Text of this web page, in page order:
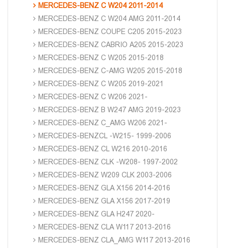
MERCEDES-BENZ C W204 2011-2014
MERCEDES-BENZ C W204 AMG 2011-2014
MERCEDES-BENZ COUPE C205 2015-2023
MERCEDES-BENZ CABRIO A205 2015-2023
MERCEDES-BENZ C W205 2015-2018
MERCEDES-BENZ C-AMG W205 2015-2018
MERCEDES-BENZ C W205 2019-2021
MERCEDES-BENZ C W206 2021-
MERCEDES-BENZ B W247 AMG 2019-2023
MERCEDES-BENZ C_AMG W206 2021-
MERCEDES-BENZCL -W215- 1999-2006
MERCEDES-BENZ CL W216 2010-2016
MERCEDES-BENZ CLK -W208- 1997-2002
MERCEDES-BENZ W209 CLK 2003-2006
MERCEDES-BENZ GLA X156 2014-2016
MERCEDES-BENZ GLA X156 2017-2019
MERCEDES-BENZ GLA H247 2020-
MERCEDES-BENZ CLA W117 2013-2016
MERCEDES-BENZ CLA_AMG W117 2013-2016